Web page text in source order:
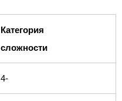
Категория
сложности
4-